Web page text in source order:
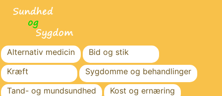
Alternativ medicin
Bid og stik
Kræft
Sygdomme og behandlinger
Tand- og mundsundhed
Kost og ernæring